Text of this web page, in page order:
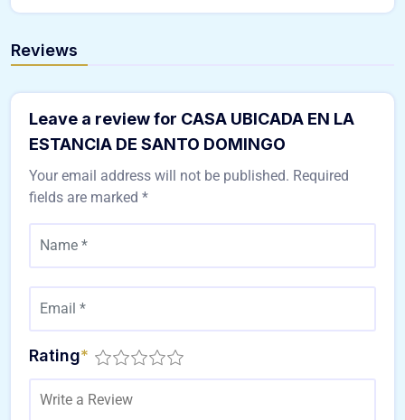
Reviews
Leave a review for CASA UBICADA EN LA
ESTANCIA DE SANTO DOMINGO
Your email address will not be published. Required
fields are marked *
Rating*